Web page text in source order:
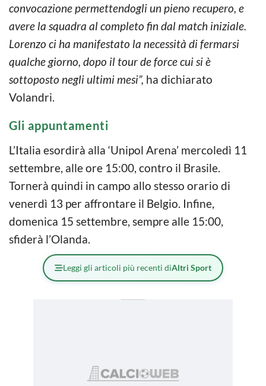
convocazione permettendogli un pieno recupero, e
avere la squadra al completo fin dal match iniziale.
Lorenzo ci ha manifestato la necessità di fermarsi
qualche giorno, dopo il tour de force cui si è
sottoposto negli ultimi mesi”, ha dichiarato
Volandri.
Gli appuntamenti
L’Italia esordirà alla ‘Unipol Arena’ mercoledì 11
settembre, alle ore 15:00, contro il Brasile.
Tornerà quindi in campo allo stesso orario di
venerdì 13 per affrontare il Belgio. Infine,
domenica 15 settembre, sempre alle 15:00,
sfiderà l’Olanda.
Leggi gli articoli più recenti diAltri Sport